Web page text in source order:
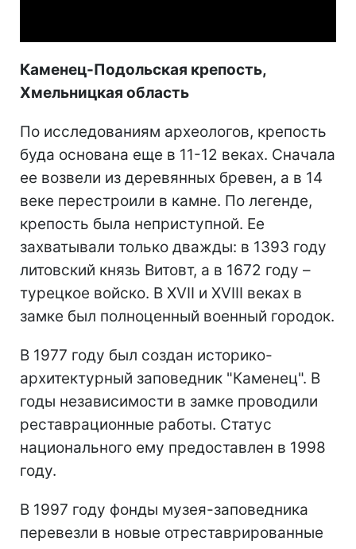
Каменец-Подольская крепость,
Хмельницкая область
По исследованиям археологов, крепость
буда основана еще в 11-12 веках. Сначала
ее возвели из деревянных бревен, а в 14
веке перестроили в камне. По легенде,
крепость была неприступной. Ее
захватывали только дважды: в 1393 году
литовский князь Витовт, а в 1672 году –
турецкое войско. В XVII и XVIII веках в
замке был полноценный военный городок.
В 1977 году был создан историко-
архитектурный заповедник "Каменец". В
годы независимости в замке проводили
реставрационные работы. Статус
национального ему предоставлен в 1998
году.
В 1997 году фонды музея-заповедника
перевезли в новые отреставрированные